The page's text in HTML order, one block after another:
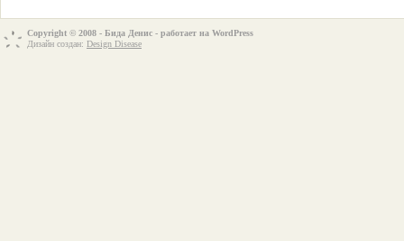
Copyright © 2008 - Бида Денис - работает на WordPress
Дизайн создан: Design Disease